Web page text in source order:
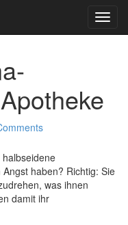
haben? Richtig: Sie
was ihnen
damit ihr